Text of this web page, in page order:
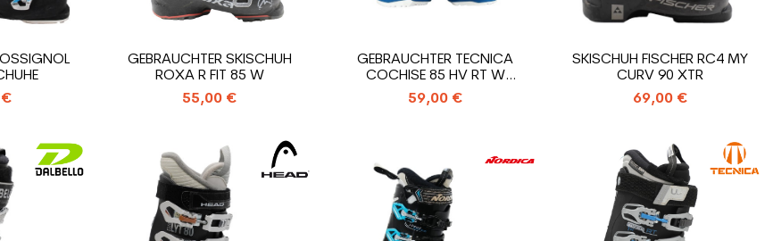
€
GEBRAUCHTER SKISCHUH
ROXA R FIT 85 W
55,00 €
GEBRAUCHTER TECNICA
COCHISE 85 HV RT W
SKISCHUH
59,00 €
SKISCHUH FISCHER RC4 MY
CURV 90 XTR
69,00 €